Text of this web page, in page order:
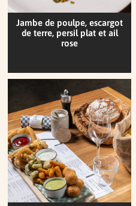
Jambe de poulpe, escargot
de terre, persil plat et ail
rose